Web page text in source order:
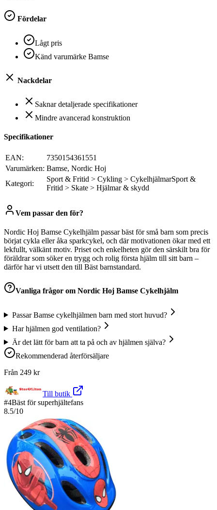
Fördelar
Lågt pris
Känd varumärke Bamse
Nackdelar
Saknar detaljerade specifikationer
Mindre avancerad konstruktion
Specifikationer
EAN:
7350154361551
Varumärken: Bamse, Nordic Hoj
Kategori:
Sport & Fritid > Cykling > CykelhjälmarSport &
Fritid > Skate > Hjälmar & skydd
Vem passar den för?
Nordic Hoj Bamse Cykelhjälm passar bäst för små barn som precis
börjat cykla eller åka sparkcykel, och där motivationen ökar med ett
lekfullt, välkänt motiv. Priset och enkelheten gör den särskilt bra för
föräldrar som söker en trygg och rolig första hjälm till sitt barn –
därför har vi utsett den till Bäst barnstandard.
Vanliga frågor om Nordic Hoj Bamse Cykelhjälm
Passar Bamse cykelhjälmen barn med stort huvud?
Har hjälmen god ventilation?
Är det lätt för barn att ta på och av hjälmen själva?
Rekommenderad återförsäljare
Från 249 kr
Till butik
#4Bäst för superhjältefans
8.5/10